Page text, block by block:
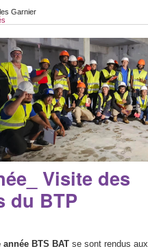
Garnier
Visite des
du BTP
année BTS BAT se sont rendus aux